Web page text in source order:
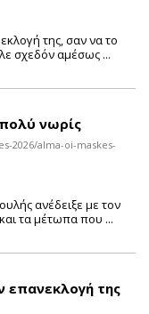
της, σαν να το
σχεδόν αμέσως ...
νωρίς
2026/alma-oi-maskes-
ανέδειξε με τον
τα μέτωπα που ...
επανεκλογή της